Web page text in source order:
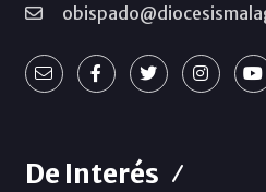
De Interés